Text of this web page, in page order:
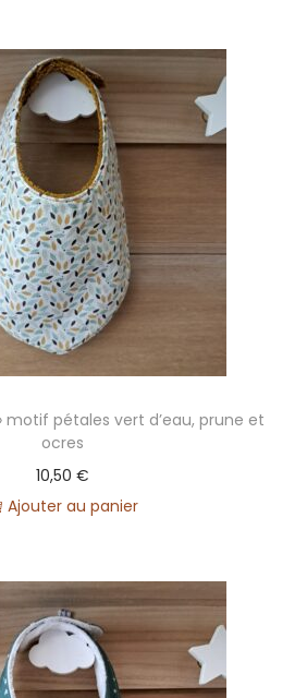
motif pétales vert d’eau, prune et
ocres
10,50€
Ajouter au panier